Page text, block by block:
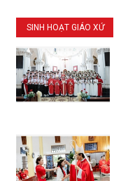
SINH HOẠT GIÁO XỨ